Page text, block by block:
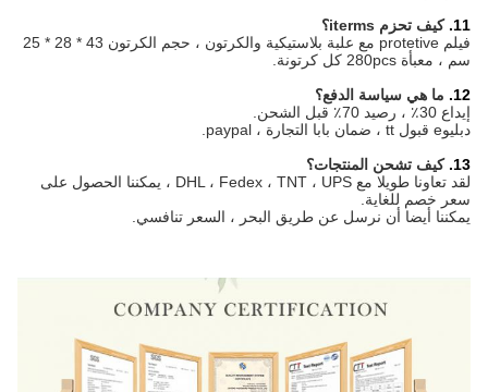
11. كيف تحزم iterms؟
فيلم protetive مع علبة بلاستيكية والكرتون
، حجم الكرتون 43 * 28 * 25
سم ، معبأة 280pcs كل كرتونة.
12.
ما هي سياسة الدفع؟
إيداع 30٪ ، رصيد 70٪ قبل الشحن.
دبليوe قبول tt ، ضمان بابا التجارة ، paypal.
13. كيف تشحن المنتجات؟
لقد تعاونا طويلا مع
DHL ، Fedex ، TNT ، UPS ، يمكننا الحصول على
سعر خصم للغاية.
يمكننا أيضا أن نرسل عن طريق البحر ، السعر تنافسي.